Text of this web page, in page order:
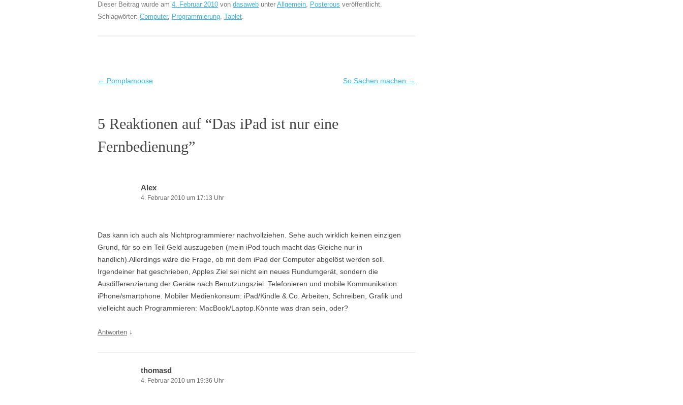
Dieser Beitrag wurde am 4. Februar 2010 von dasaweb unter Allgemein, Posterous veröffentlicht.
Schlagwörter: Computer, Programmierung, Tablet.
Beitragsnavigation
← Pomplamoose So Sachen machen →
5 Reaktionen auf “Das iPad ist nur eine
Fernbedienung”
Alex
4. Februar 2010 um 17:13 Uhr
Das kann ich auch als Nichtprogrammierer nachvollziehen. Sehe auch wirklich keinen einzigen
Grund, für so ein Teil Geld auszugeben (mein iPod touch macht das Gleiche nur in
handlich).Allerdings wäre die Frage, ob mit dem iPad der Computer abgelöst werden soll.
Irgendeiner hat geschrieben, Apples Ziel sei nicht ein neues Rundumgerät, sondern die
Ausdifferenzierung der Geräte nach Benutzungsziel. Telefonieren und mobile Kommunikation:
iPhone/smartphone. Mobiler Medienkonsum: iPad/Kindle & Co. Arbeiten, Schreiben, Grafik und
vielleicht auch Programmieren: MacBook/Laptop.Könnte was dran sein, oder?
Antworten ↓
thomasd
4. Februar 2010 um 19:36 Uhr